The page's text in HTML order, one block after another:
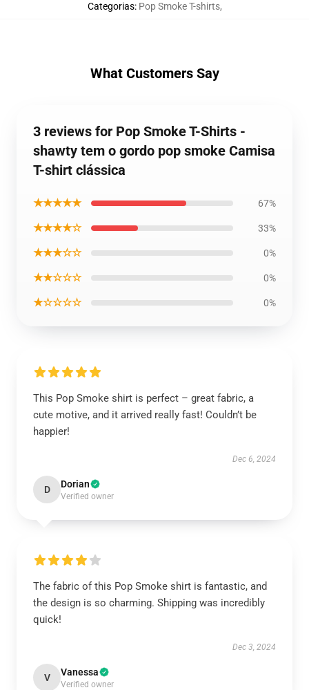
Categorias: Pop Smoke T-shirts,
What Customers Say
3 reviews for Pop Smoke T-Shirts -
shawty tem o gordo pop smoke Camisa
T-shirt clássica
★★★★★ 67%
★★★★☆ 33%
★★★☆☆ 0%
★★☆☆☆ 0%
★☆☆☆☆ 0%
This Pop Smoke shirt is perfect – great fabric, a
cute motive, and it arrived really fast! Couldn’t be
happier!
Dec 6, 2024
D Dorian
Verified owner
The fabric of this Pop Smoke shirt is fantastic, and
the design is so charming. Shipping was incredibly
quick!
Dec 3, 2024
V Vanessa
Verified owner